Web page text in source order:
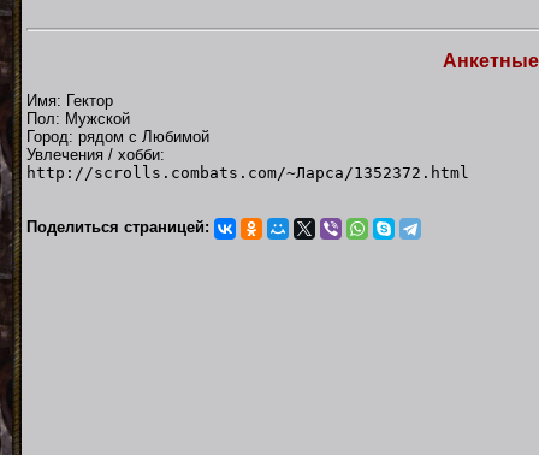
Имя: Гектор
Пол: Мужской
Город: рядом с Любимой
Увлечения / хобби:
http://scrolls.combats.com/~Ларса/1352372.html
Поделиться страницей: